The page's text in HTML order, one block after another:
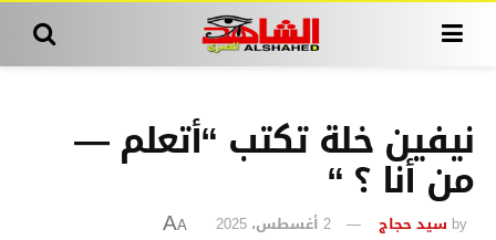
نيفين خلة تكتب “أتعلم —
من أنا ؟ “
by سيد حجاج 2 أغسطس، 2025 A
A